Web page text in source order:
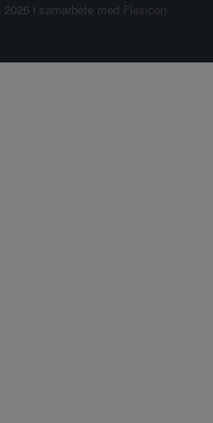
i samarbete med Flexicon